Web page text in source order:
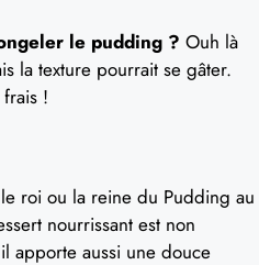
le pudding ? Ouh là
la texture pourrait se gâter.
!
roi ou la reine du Pudding au
nourrissant est non
apporte aussi une douce